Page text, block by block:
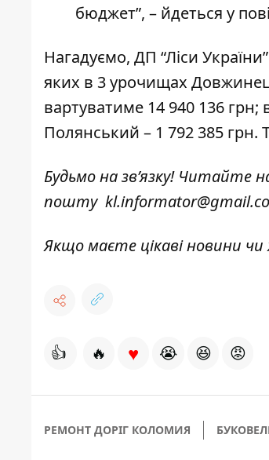
бюджет”, – йдеться у
Нагадуємо, ДП “Ліси
яких в 3 урочищах
вартуватиме 14 940 136
Полянський – 1 792 385 грн.
Будьмо на зв’язку! Читайте
пошту
Якщо маєте цікаві новини
👍 🔥 ♥ 😭 😆 😡
РЕМОНТ ДОРІГ КОЛОМИЯ